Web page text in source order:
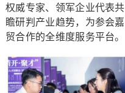
权威专家、领军企业代表
瞻研判产业趋势，为参会
贸合作的全维度服务平台。